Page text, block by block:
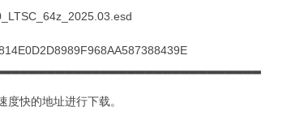
度快的地址进行下载。